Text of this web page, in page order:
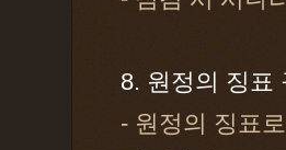
8. 원정의 징표
- 원정의 징표